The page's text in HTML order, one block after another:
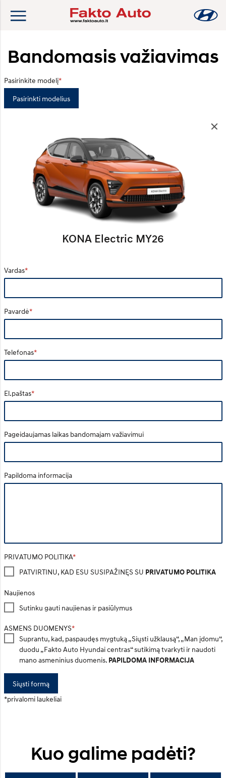
Bandomasis važiavimas
Pasirinkite modelį
Pasirinkti modelius
KONA Electric MY26
Vardas
Pavardė
Telefonas
El.paštas
Pageidaujamas laikas bandomajam važiavimui
Papildoma informacija
PRIVATUMO POLITIKA
PATVIRTINU, KAD ESU SUSIPAŽINĘS SU PRIVATUMO POLITIKA
Naujienos
Sutinku gauti naujienas ir pasiūlymus
ASMENS DUOMENYS
Suprantu, kad, paspaudęs mygtuką „Siųsti užklausą“, „Man įdomu“,
duodu „Fakto Auto Hyundai centras“ sutikimą tvarkyti ir naudoti
mano asmeninius duomenis. PAPILDOMA INFORMACIJA
Siųsti formą
*privalomi laukeliai
Kuo galime padėti?